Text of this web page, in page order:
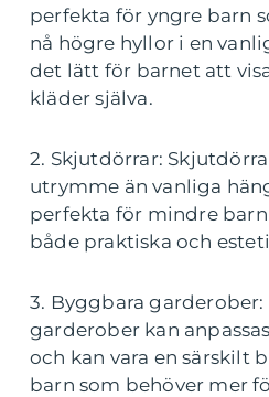
perfekta för yngre barn
nå högre hyllor i en
det lätt för barnet att
kläder själva.
2. Skjutdörrar:
utrymme än vanliga
perfekta för mindre
både praktiska och
3. Byggbara
garderober kan
och kan vara en särskilt
barn som behöver mer